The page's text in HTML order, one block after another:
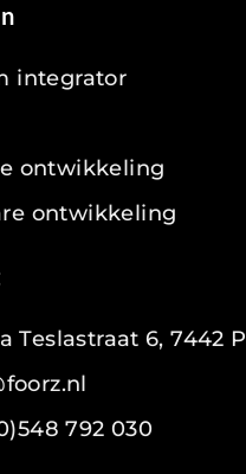
integrator
ontwikkeling
ontwikkeling
Teslastraat 6, 7442
792 030